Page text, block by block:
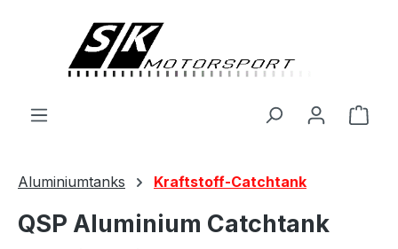
Aluminiumtanks Kraftstoff-Catchtank
QSP Aluminium Catchtank